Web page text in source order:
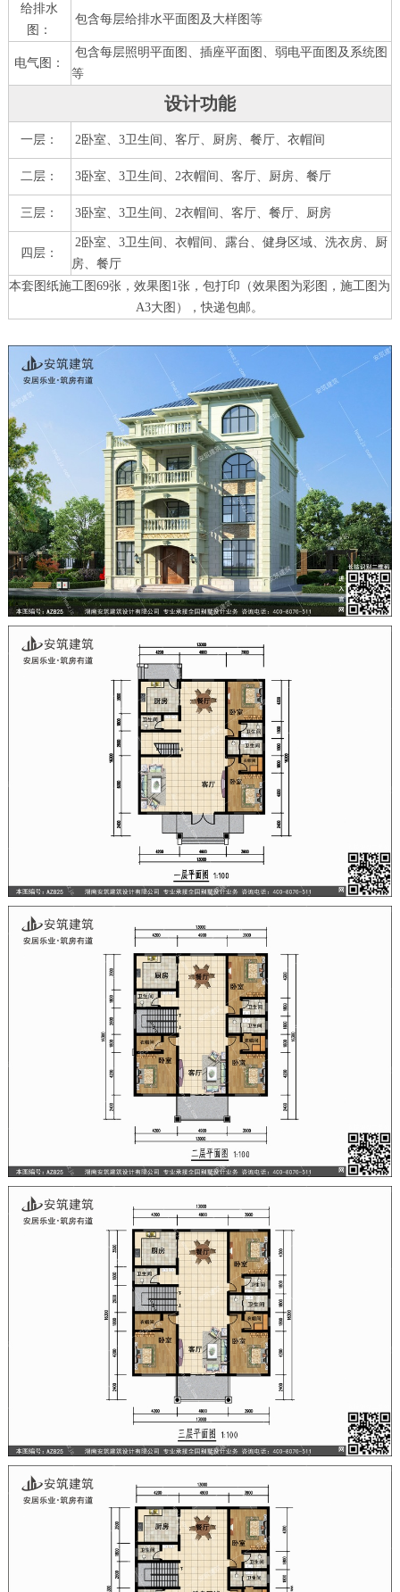
给排水
图：
包含每层给排水平面图及大样图等
电气图：
包含每层照明平面图、插座平面图、弱电平面图及系统图
等
设计功能
一层： 2卧室、3卫生间、客厅、厨房、餐厅、衣帽间
二层： 3卧室、3卫生间、2衣帽间、客厅、厨房、餐厅
三层： 3卧室、3卫生间、2衣帽间、客厅、餐厅、厨房
四层：
2卧室、3卫生间、衣帽间、露台、健身区域、洗衣房、厨
房、餐厅
本套图纸施工图69张，效果图1张，包打印（效果图为彩图，施工图为
A3大图），快递包邮。